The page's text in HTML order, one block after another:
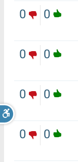
0
0
0
0
0
0
0
0